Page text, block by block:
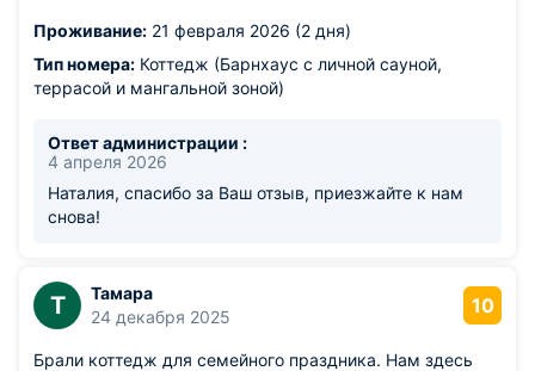
Проживание: 21 февраля 2026 (2 дня)
Тип номера: Коттедж (Барнхаус с личной сауной,
террасой и мангальной зоной)
Ответ администрации :
4 апреля 2026
Наталия, спасибо за Ваш отзыв, приезжайте к нам
снова!
Т
Тамара
24 декабря 2025
10
Брали коттедж для семейного праздника. Нам здесь